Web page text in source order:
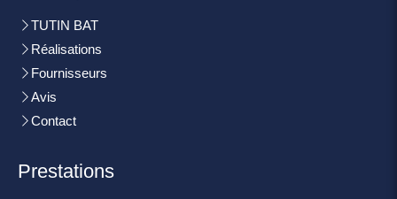
TUTIN BAT
Réalisations
Fournisseurs
Avis
Contact
Prestations